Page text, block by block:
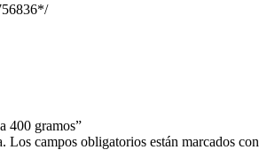
400 gramos”
Los campos obligatorios están marcados con